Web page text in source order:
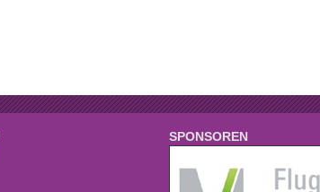
SPONSOREN